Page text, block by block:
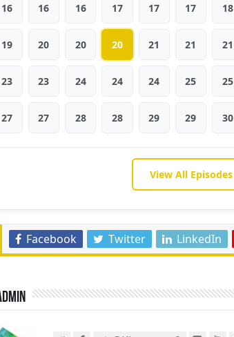
16 16 16 17 17 17 18
19 20 20 20 21 21 21
23 23 24 24 24 25 25
27 27 28 28 29 29 30
View All Episodes
Facebook Twitter LinkedIn